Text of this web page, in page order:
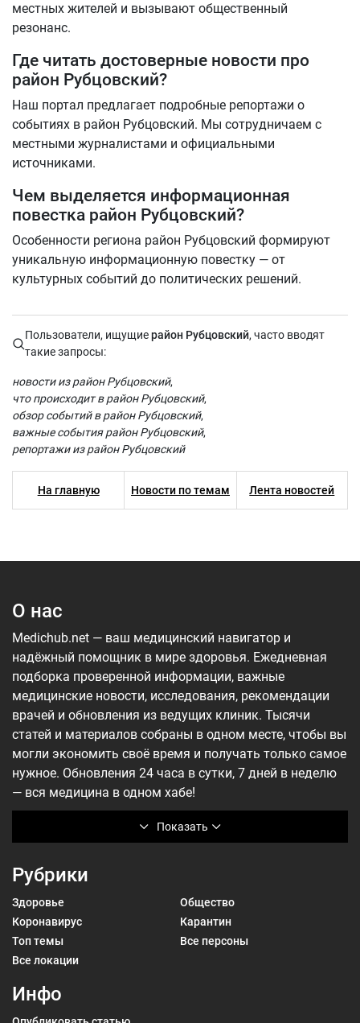
местных жителей и вызывают общественный
резонанс.
Где читать достоверные новости про
район Рубцовский?
Наш портал предлагает подробные репортажи о
событиях в район Рубцовский. Мы сотрудничаем с
местными журналистами и официальными
источниками.
Чем выделяется информационная
повестка район Рубцовский?
Особенности региона район Рубцовский формируют
уникальную информационную повестку — от
культурных событий до политических решений.
Пользователи, ищущиерайон Рубцовский, часто вводят
такие запросы:
новости из район Рубцовский
что происходит в район Рубцовский
обзор событий в район Рубцовский
важные события район Рубцовский
репортажи из район Рубцовский
На главную Новости по темам Лента новостей
О нас
Показать
Medichub.net — ваш медицинский навигатор и
надёжный помощник в мире здоровья. Ежедневная
подборка проверенной информации, важные
медицинские новости, исследования, рекомендации
врачей и обновления из ведущих клиник. Тысячи
статей и материалов собраны в одном месте, чтобы вы
могли экономить своё время и получать только самое
нужное. Обновления 24 часа в сутки, 7 дней в неделю
— вся медицина в одном хабе!
Рубрики
Здоровье
Общество
Коронавирус
Карантин
Топ темы
Все персоны
Все локации
Инфо